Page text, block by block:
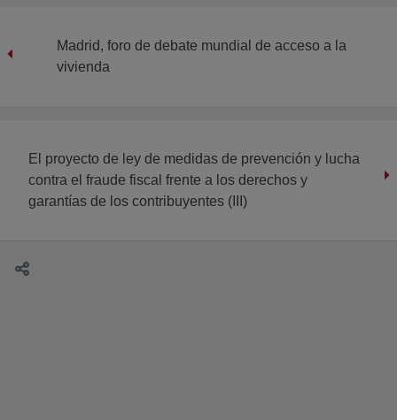
Madrid, foro de debate mundial de acceso a la
vivienda
El proyecto de ley de medidas de prevención y lucha
contra el fraude fiscal frente a los derechos y
garantías de los contribuyentes (III)